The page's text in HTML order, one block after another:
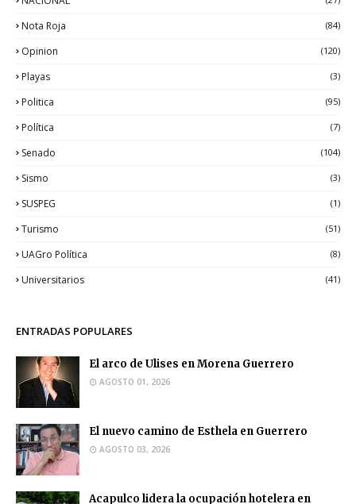
Nota Roja (84)
Opinion (120)
Playas (3)
Politica (95)
Política (7)
Senado (104)
Sismo (3)
SUSPEG (1)
Turismo (51)
UAGro Política (8)
Universitarios (41)
ENTRADAS POPULARES
El arco de Ulises en Morena Guerrero
AGOSTO 01, 2026
El nuevo camino de Esthela en Guerrero
AGOSTO 03, 2026
Acapulco lidera la ocupación hotelera en